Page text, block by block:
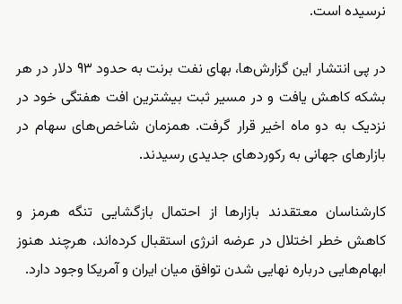
نرسیده است.
در پی انتشار این گزارش‌ها، بهای نفت برنت به حدود ۹۳ دلار در هر
بشکه کاهش یافت و در مسیر ثبت بیشترین افت هفتگی خود در
نزدیک به دو ماه اخیر قرار گرفت. همزمان شاخص‌های سهام در
بازارهای جهانی به رکوردهای جدیدی رسیدند.
کارشناسان معتقدند بازارها از احتمال بازگشایی تنگه هرمز و
کاهش خطر اختلال در عرضه انرژی استقبال کرده‌اند، هرچند هنوز
ابهام‌هایی درباره نهایی شدن توافق میان ایران و آمریکا وجود دارد.